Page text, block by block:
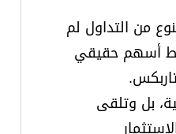
من التداول لم
أسهم حقيقي
بل وتلقى